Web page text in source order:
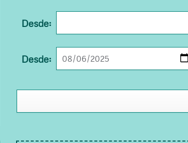
Desde:
Desde: